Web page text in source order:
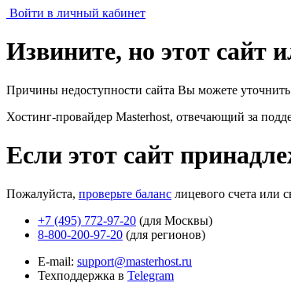
Войти в личный кабинет
Извините, но этот сайт
Причины недоступности сайта Вы можете
Хостинг-провайдер Masterhost, отвечающий за
Если этот сайт
Пожалуйста, проверьте баланс лицевого счета или
+7 (495) 772-97-20 (для Москвы)
8-800-200-97-20 (для регионов)
E-mail: support@masterhost.ru
Техподдержка в Telegram